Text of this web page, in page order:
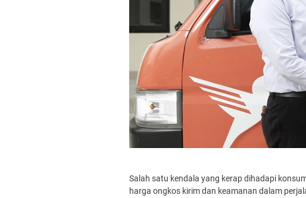
Salah satu kendala yang kerap dihadapi
harga ongkos kirim dan keamanan dalam